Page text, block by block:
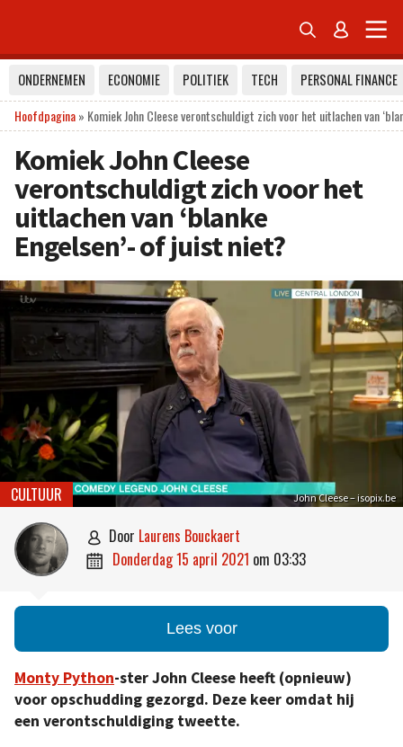
 
ONDERNEMEN ECONOMIE POLITIEK TECH
PERSONAL FINANCE
Hoofdpagina» Komiek John Cleese verontschuldigt zich voor het uitlachen van
Komiek John Cleese
verontschuldigt zich voor het
uitlachen van ‘blanke
Engelsen’- of juist niet?
John Cleese – isopix.be
CULTUUR
 door Laurens Bouckaert
 donderdag 15 april 2021 om 03:33
Lees voor
Monty Python-ster John Cleese heeft (opnieuw)
voor opschudding gezorgd. Deze keer omdat hij
een verontschuldiging tweette.